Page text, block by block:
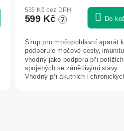
535 Kč bez DPH
599 Kč ? Do
Sirup pro močopohlavní aparát
podporuje močové cesty,
vhodný jako podpora při potížích
spojených se zánětlivými stavy.
Vhodný při akutních i